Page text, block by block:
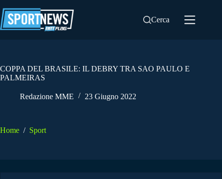
al
contenuto
Cerca
COPPA DEL BRASILE: IL DEBRY TRA SAO PAULO E
PALMEIRAS
Redazione MME 23 Giugno 2022
Home / Sport